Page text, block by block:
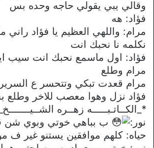
وقالي يبي يقولي حاجه وحده بس
فؤاد: هه
مرام: واللهي العظيم يا فؤاد راني
نكلمه نا نحبك انت
فؤاد: اول ماسمع نحبك انت سيب
مرام وطلع
مرام قعدت تبكي وتتحسر ع السرير
فؤاد نزل وهوا معصب للاخر وطلع
*_الكــاتـبـــــه زهــره
نور:
ب بباهي خوتي وبوي شن
حياه: كلهم موافقين يستنو غير ف